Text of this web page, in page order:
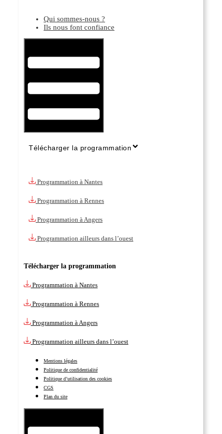
Qui sommes-nous ?
Ils nous font confiance
Télécharger la programmation
Programmation à Nantes
Programmation à Rennes
Programmation à Angers
Programmation ailleurs dans l’ouest
Télécharger la programmation
Programmation à Nantes
Programmation à Rennes
Programmation à Angers
Programmation ailleurs dans l’ouest
Mentions légales
Politique de confidentialité
Politique d’utilisation des cookies
CGS
Plan du site